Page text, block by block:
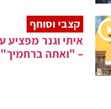
קצבי וסוחף
איתי וגנר מפציע
– "ואתה ברחמיך"